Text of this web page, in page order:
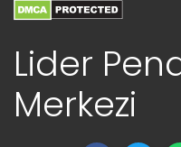
Lider
Merkezi